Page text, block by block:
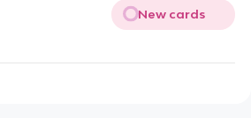
New cards